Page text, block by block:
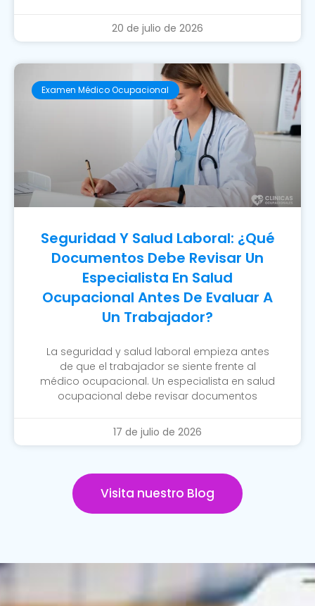
20 de julio de 2026
Examen Médico Ocupacional
Seguridad Y Salud Laboral: ¿Qué
Documentos Debe Revisar Un
Especialista En Salud
Ocupacional Antes De Evaluar A
Un Trabajador?
La seguridad y salud laboral empieza antes
de que el trabajador se siente frente al
médico ocupacional. Un especialista en salud
ocupacional debe revisar documentos
17 de julio de 2026
Visita nuestro Blog